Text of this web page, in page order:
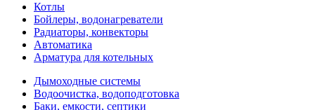
Котлы
Бойлеры, водонагреватели
Радиаторы, конвекторы
Автоматика
Арматура для котельных
Дымоходные системы
Водоочистка, водоподготовка
Баки, емкости, септики